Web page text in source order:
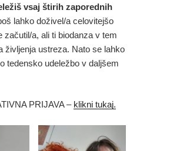
vsaj štirih zaporednih
lahko doživel/a celovitejšo
začutil/a, ali ti biodanza v tem
življenja ustreza. Nato se lahko
tedensko udeležbo v daljšem
PRIJAVA – klikni tukaj.